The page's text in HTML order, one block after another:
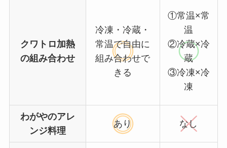
クワトロ加熱
の組み合わせ
冷凍・冷蔵・
常温で自由に
組み合わせで
きる
①常温×常
温
②冷蔵×冷
蔵
③冷凍×冷
凍
わがやのアレ
ンジ料理
あり なし